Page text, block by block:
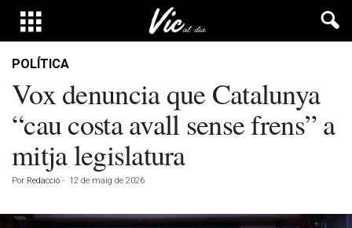
POLÍTICA
Vox denuncia que Catalunya
“cau costa avall sense frens” a
mitja legislatura
Por Redacció - 12 de maig de 2026